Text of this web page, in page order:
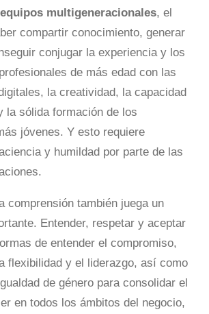
equipos multigeneracionales, el
compartir conocimiento, generar
conjugar la experiencia y los
de más edad con las
la creatividad, la capacidad
la sólida formación de los
jóvenes. Y esto requiere
y humildad por parte de las
comprensión también juega un
Entender, respetar y aceptar
de entender el compromiso,
flexibilidad y el liderazgo, así como
de género para consolidar el
en todos los ámbitos del negocio,